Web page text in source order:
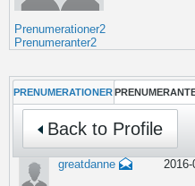
Prenumerationer2
Prenumeranter2
PRENUMERATIONER
Back to Profile
greatdanne